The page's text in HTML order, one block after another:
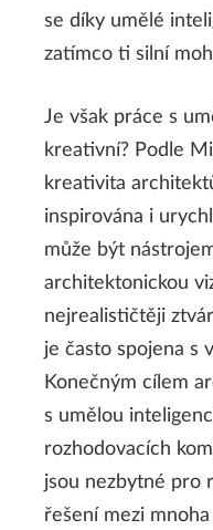
se díky umělé
zatímco ti silní
Je však práce s
kreativní? Podle
kreativita
inspirována i
může být
architektonickou
nejrealističtěji
je často spojena s
Konečným cílem
s umělou
rozhodovacích
jsou nezbytné pro
řešení mezi